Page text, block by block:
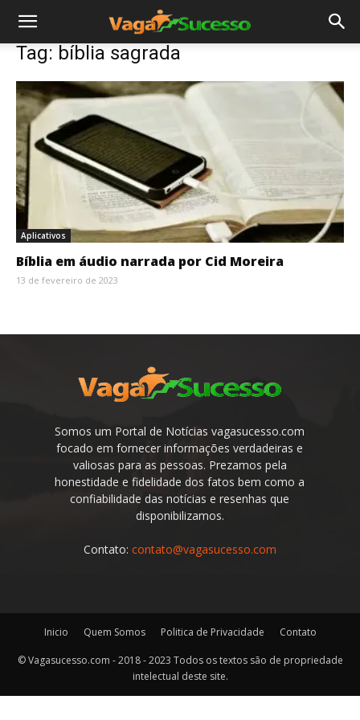
Tag: bíblia sagrada
Aplicativos
Bíblia em áudio narrada por Cid Moreira
13 de fevereiro de 2023
Somos um Portal de Notícias vagasucesso.com
focado em fornecer informações verdadeiras e
valiosas para as pessoas. Prezamos pela
honestidade e fidelidade dos fatos bem como a
confiabilidade das notícias e resenhas que
disponibilizamos.
Contato: contato@vagasucesso.com
Inicio Quem Somos Politica de Privacidade Contato
© Vagasucesso.com - 2018 - 2023 Todos os textos são de propriedade
intelectual deste site.